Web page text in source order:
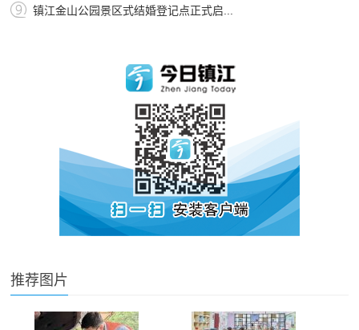
镇江金山公园景区式结婚登记点正式启...
推荐图片